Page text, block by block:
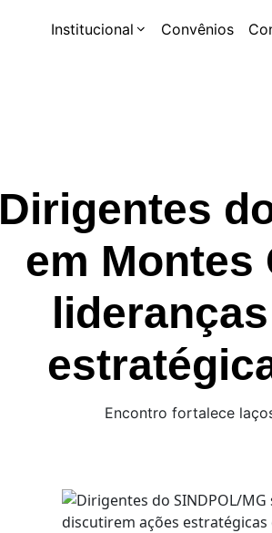
Institucional Convênios
Dirigentes
em Montes
Encontro fortalece